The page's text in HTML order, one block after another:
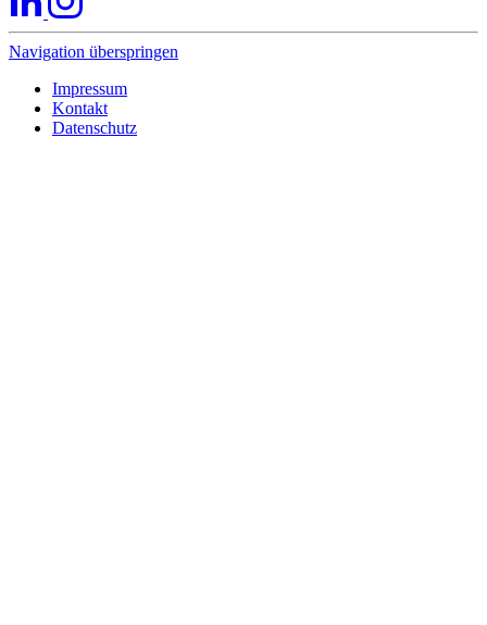
Navigation überspringen
Impressum
Kontakt
Datenschutz